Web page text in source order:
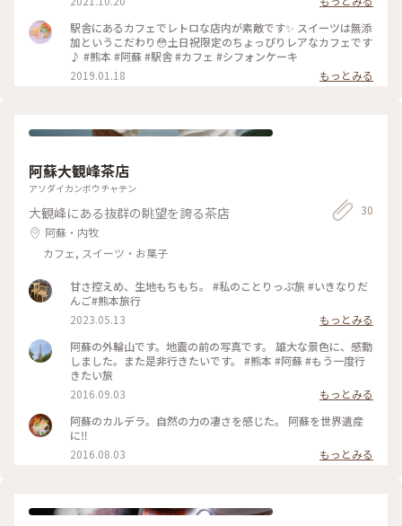
コ列車が止まることができますように✨🚂 男前かき氷を頼んで
しまい、お腹いっぱいになったのでホテルごはんが食べられる
か心配になりました🤣 ・ #私のことりっぷ #秋日和 #久永屋 #
駅舎カフェ #無人駅 #長陽駅 #南阿蘇鉄道 #南阿蘇カフェ #かき
氷 #南阿蘇 #阿蘇 #熊本県 #ドライブ #阿蘇ドライブ #母娘旅 #
ことりっぷ熊本 #旅の思い出
ーミングを見ただけでワクワクです。 私は欲張ってフルーツト
ッピングも頼みました。 男前ですね、と言われアイスも入っ
た大きな 「男前柑橘駅長🍊かき氷」が運ばれてきました🤣 ひ
ゃぁ❣️と叫びながらも、嬉し美味しくいただきました。 柑橘の
爽やかソースにアイスやフルーツたっぷりで最高でした✨💕 無
人駅のホームに並ぶ木のテーブルで、のどかな阿蘇の裾野に広
ライブ #阿蘇ドライブ #南阿蘇 #阿蘇 #熊本県 #母娘旅 #ことり
駅舎にあるカフェでレトロな店内が素敵です✨ スイーツは無添
加というこだわり😳土日祝限定のちょっぴりレアなカフェです
♪ #熊本 #阿蘇 #駅舎 #カフェ #シフォンケーキ
2019.01.18
もっとみる
阿蘇大観峰茶店
アソダイカンボウチャテン
大観峰にある抜群の眺望を誇る茶店
阿蘇・内牧
カフェ, スイーツ・お菓子
30
甘さ控えめ、生地もちもち。 #私のことりっぷ旅 #いきなりだ
んご#熊本旅行
2023.05.13
もっとみる
阿蘇の外輪山です。地震の前の写真です。 雄大な景色に、感動
しました。また是非行きたいです。 #熊本 #阿蘇 #もう一度行
きたい旅
2016.09.03
もっとみる
阿蘇のカルデラ。自然の力の凄さを感じた。 阿蘇を世界遺産
に‼️
2016.08.03
もっとみる